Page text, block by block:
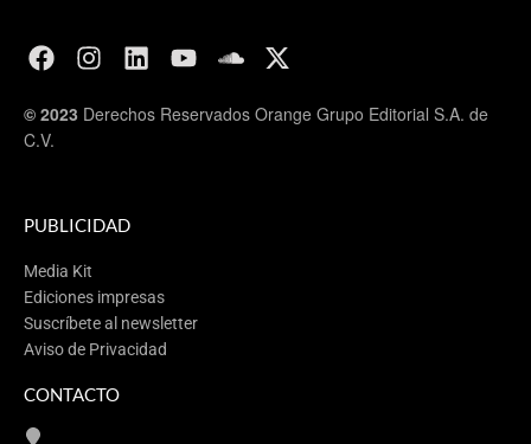
© 2023 Derechos Reservados Orange Grupo Editorial S.A. de
C.V.
PUBLICIDAD
Media Kit
Ediciones impresas
Suscríbete al newsletter
Aviso de Privacidad
CONTACTO